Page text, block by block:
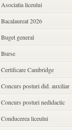
Asociatia liceului
Bacalaureat 2026
Buget general
Burse
Certificare Cambridge
Concurs posturi did. auxiliar
Concurs posturi nedidactic
Conducerea liceului